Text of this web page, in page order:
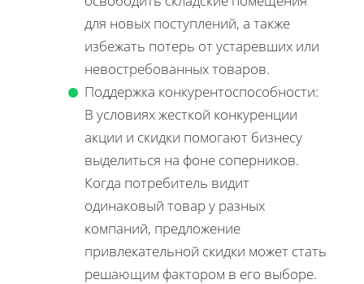
для новых поступлений, а также
избежать потерь от устаревших или
невостребованных товаров.
Поддержка конкурентоспособности:
В условиях жесткой конкуренции
акции и скидки помогают бизнесу
выделиться на фоне соперников.
Когда потребитель видит
одинаковый товар у разных
компаний, предложение
привлекательной скидки может стать
решающим фактором в его выборе.